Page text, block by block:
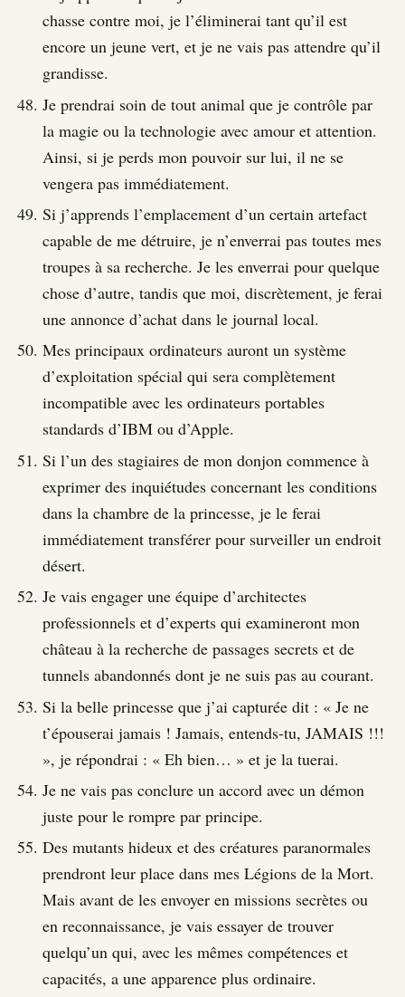
chasse contre moi, je l’éliminerai tant qu’il est
encore un jeune vert, et je ne vais pas attendre qu’il
grandisse.
Je prendrai soin de tout animal que je contrôle par
la magie ou la technologie avec amour et attention.
Ainsi, si je perds mon pouvoir sur lui, il ne se
vengera pas immédiatement.
Si j’apprends l’emplacement d’un certain artefact
capable de me détruire, je n’enverrai pas toutes mes
troupes à sa recherche. Je les enverrai pour quelque
chose d’autre, tandis que moi, discrètement, je ferai
une annonce d’achat dans le journal local.
Mes principaux ordinateurs auront un système
d’exploitation spécial qui sera complètement
incompatible avec les ordinateurs portables
standards d’IBM ou d’Apple.
Si l’un des stagiaires de mon donjon commence à
exprimer des inquiétudes concernant les conditions
dans la chambre de la princesse, je le ferai
immédiatement transférer pour surveiller un endroit
désert.
Je vais engager une équipe d’architectes
professionnels et d’experts qui examineront mon
château à la recherche de passages secrets et de
tunnels abandonnés dont je ne suis pas au courant.
Si la belle princesse que j’ai capturée dit : « Je ne
t’épouserai jamais ! Jamais, entends-tu, JAMAIS !!!
», je répondrai : « Eh bien… » et je la tuerai.
Je ne vais pas conclure un accord avec un démon
juste pour le rompre par principe.
Des mutants hideux et des créatures paranormales
prendront leur place dans mes Légions de la Mort.
Mais avant de les envoyer en missions secrètes ou
en reconnaissance, je vais essayer de trouver
quelqu’un qui, avec les mêmes compétences et
capacités, a une apparence plus ordinaire.